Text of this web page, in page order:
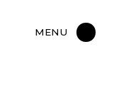
MENU